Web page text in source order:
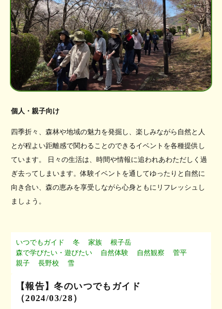
個人・親子向け
四季折々、森林や地域の魅力を発掘し、楽しみながら自然と人
とが程よい距離感で関わることのできるイベントを各種提供し
ています。 日々の生活は、時間や情報に追われあわただしく過
ぎ去ってしまいます。体験イベントを通してゆったりと自然に
向き合い、森の恵みを享受しながら心身ともにリフレッシュし
ましょう。
いつでもガイド 冬 家族
根子岳
森で学びたい・遊びたい
自然体験 自然観察
菅平
親子
長野校 雪
【報告】冬のいつでもガイド
（2024/03/28）